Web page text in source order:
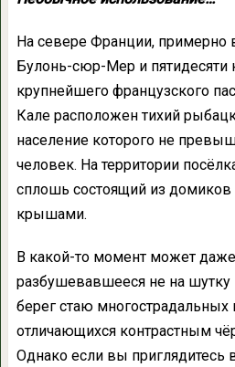
На севере Франции, примерно
Булонь-сюр-Мер и пятидесяти
крупнейшего французского
Кале расположен тихий
население которого не
человек. На территории
сплошь состоящий из
крышами.
В какой-то момент может даже
разбушевавшееся не на
берег стаю многострадальных
отличающихся контрастным
Однако если вы приглядитесь